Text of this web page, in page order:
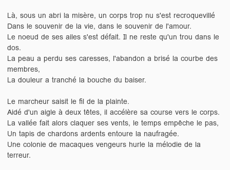
Là, sous un abri la misère, un corps trop nu s'est recroquevillé
Dans le souvenir de la vie, dans le souvenir de l'amour.
Le noeud de ses ailes s'est défait. Il ne reste qu'un trou dans le
dos.
La peau a perdu ses caresses, l'abandon a brisé la courbe des
membres,
La douleur a tranché la bouche du baiser.
Le marcheur saisit le fil de la plainte.
Aidé d'un aigle à deux têtes, il accélère sa course vers le corps.
La vallée fait alors claquer ses vents, le temps empêche le pas,
Un tapis de chardons ardents entoure la naufragée.
Une colonie de macaques vengeurs hurle la mélodie de la
terreur.